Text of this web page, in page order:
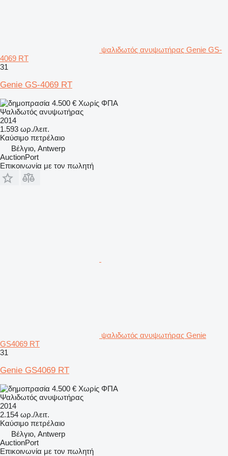
ψαλιδωτός ανυψωτήρας Genie GS-
4069 RT
31
Genie GS-4069 RT
4.500 € Χωρίς ΦΠΑ
Ψαλιδωτός ανυψωτήρας
2014
1.593 ωρ./λειτ.
Καύσιμο πετρέλαιο
Βέλγιο, Antwerp
AuctionPort
Επικοινωνία με τον πωλητή
ψαλιδωτός ανυψωτήρας Genie
GS4069 RT
31
Genie GS4069 RT
4.500 € Χωρίς ΦΠΑ
Ψαλιδωτός ανυψωτήρας
2014
2.154 ωρ./λειτ.
Καύσιμο πετρέλαιο
Βέλγιο, Antwerp
AuctionPort
Επικοινωνία με τον πωλητή